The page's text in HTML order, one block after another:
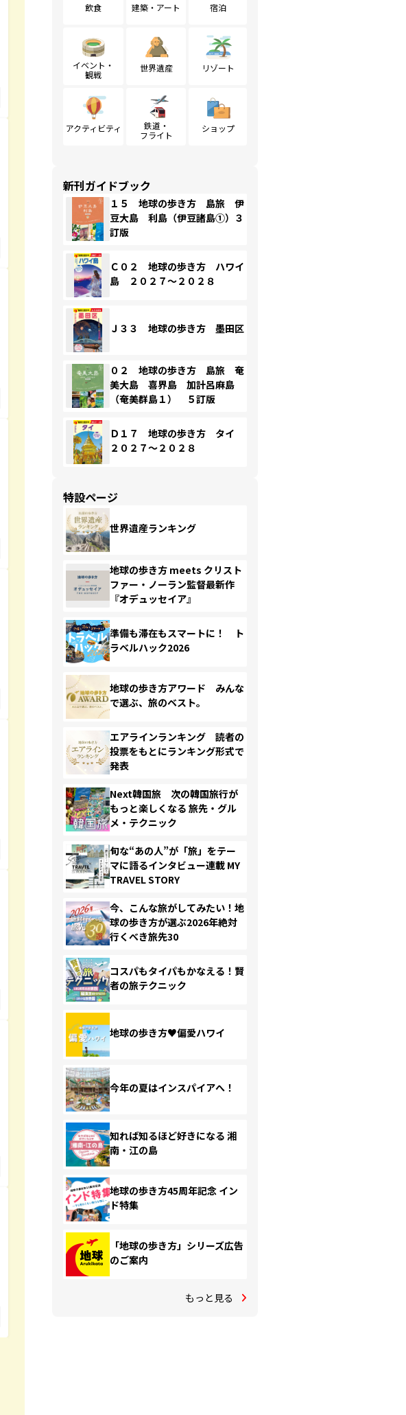
飲食 建築・アート 宿泊
イベント・
観戦
世界遺産 リゾート
アクティビティ
鉄道・
フライト
ショップ
新刊ガイドブック
１５ 地球の歩き方 島旅 伊
豆大島 利島（伊豆諸島①）３
訂版
Ｃ０２ 地球の歩き方 ハワイ
島 ２０２７～２０２８
Ｊ３３ 地球の歩き方 墨田区
０２ 地球の歩き方 島旅 奄
美大島 喜界島 加計呂麻島
（奄美群島１） ５訂版
Ｄ１７ 地球の歩き方 タイ
２０２７～２０２８
特設ページ
世界遺産ランキング
地球の歩き方 meets クリスト
ファー・ノーラン監督最新作
『オデュッセイア』
準備も滞在もスマートに！ ト
ラベルハック2026
地球の歩き方アワード みんな
で選ぶ、旅のベスト。
エアラインランキング 読者の
投票をもとにランキング形式で
発表
Next韓国旅 次の韓国旅行が
もっと楽しくなる 旅先・グル
メ・テクニック
旬な“あの人”が「旅」をテー
マに語るインタビュー連載 MY
TRAVEL STORY
今、こんな旅がしてみたい！地
球の歩き方が選ぶ2026年絶対
行くべき旅先30
コスパもタイパもかなえる！賢
者の旅テクニック
地球の歩き方♥偏愛ハワイ
今年の夏はインスパイアへ！
知れば知るほど好きになる 湘
南・江の島
地球の歩き方45周年記念 イン
ド特集
「地球の歩き方」シリーズ広告
のご案内
もっと見る